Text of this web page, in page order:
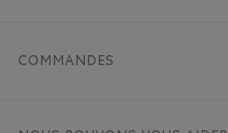
COMMANDES